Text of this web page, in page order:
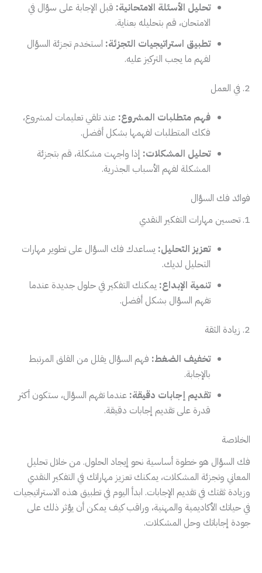
تحليل الأسئلة الامتحانية: قبل الإجابة على سؤال في
الامتحان، قم بتحليله بعناية.
تطبيق استراتيجيات التجزئة: استخدم تجزئة السؤال
لفهم ما يجب التركيز عليه.
2. في العمل
فهم متطلبات المشروع: عند تلقي تعليمات لمشروع،
فكك المتطلبات لفهمها بشكل أفضل.
تحليل المشكلات: إذا واجهت مشكلة، قم بتجزئة
المشكلة لفهم الأسباب الجذرية.
فوائد فك السؤال
1. تحسين مهارات التفكير النقدي
تعزيز التحليل: يساعدك فك السؤال على تطوير مهارات
التحليل لديك.
تنمية الإبداع: يمكنك التفكير في حلول جديدة عندما
تفهم السؤال بشكل أفضل.
2. زيادة الثقة
تخفيف الضغط: فهم السؤال يقلل من القلق المرتبط
بالإجابة.
تقديم إجابات دقيقة: عندما تفهم السؤال، ستكون أكثر
قدرة على تقديم إجابات دقيقة.
الخلاصة
فك السؤال هو خطوة أساسية نحو إيجاد الحلول. من خلال تحليل
المعاني وتجزئة المشكلات، يمكنك تعزيز مهاراتك في التفكير النقدي
وزيادة ثقتك في تقديم الإجابات. ابدأ اليوم في تطبيق هذه الاستراتيجيات
في حياتك الأكاديمية والمهنية، وراقب كيف يمكن أن يؤثر ذلك على
جودة إجاباتك وحل المشكلات.